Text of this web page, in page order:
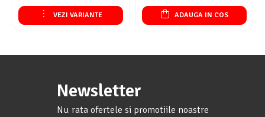
VEZI VARIANTE ADAUGA IN COS
Newsletter
Nu rata ofertele si promotiile noastre